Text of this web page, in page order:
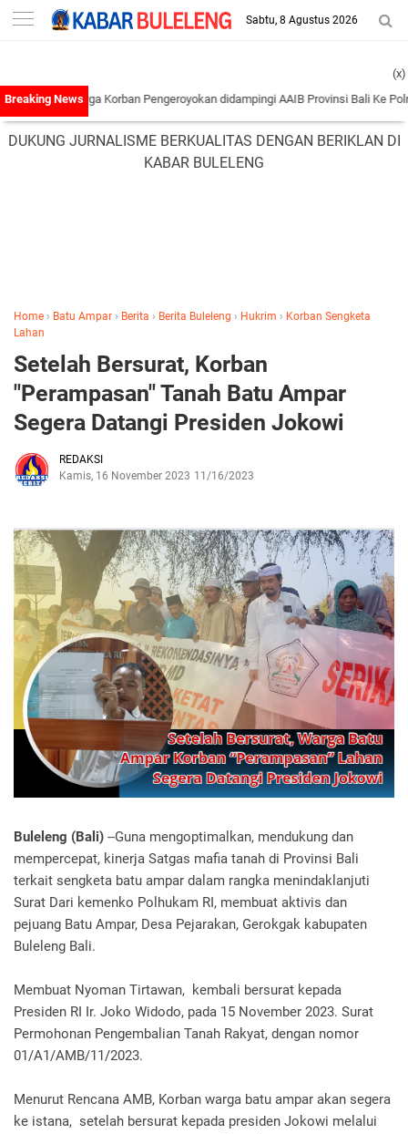
-->
Sabtu, 8 Agustus 2026
Korban Pengeroyokan didampingi AAIB Provinsi Bali Ke Polres
(x)
DUKUNG JURNALISME BERKUALITAS DENGAN BERIKLAN DI
KABAR BULELENG
Home › Batu Ampar › Berita › Berita Buleleng › Hukrim › Korban Sengketa
Lahan
Setelah Bersurat, Korban
"Perampasan" Tanah Batu Ampar
Segera Datangi Presiden Jokowi
REDAKSI
Kamis, 16 November 2023 11/16/2023
Buleleng (Bali) --Guna mengoptimalkan, mendukung dan
mempercepat, kinerja Satgas mafia tanah di Provinsi Bali
terkait sengketa batu ampar dalam rangka menindaklanjuti
Surat Dari kemenko Polhukam RI, membuat aktivis dan
pejuang Batu Ampar, Desa Pejarakan, Gerokgak kabupaten
Buleleng Bali.
Membuat Nyoman Tirtawan, kembali bersurat kepada
Presiden RI Ir. Joko Widodo, pada 15 November 2023. Surat
Permohonan Pengembalian Tanah Rakyat, dengan nomor
01/A1/AMB/11/2023.
Menurut Rencana AMB, Korban warga batu ampar akan segera
ke istana, setelah bersurat kepada presiden Jokowi melalui